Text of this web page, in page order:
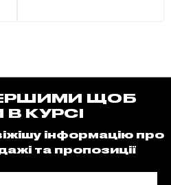
ЩОБ
В КУРСІ
інформацію про
та пропозиції